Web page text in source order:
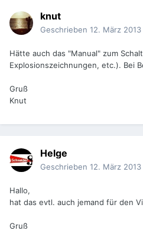
knut
Geschrieben 12. März 2013
Hätte auch das "Manual" zum
Explosionszeichnungen, etc.). Bei
Gruß
Knut
Helge
Geschrieben 12. März 2013
Hallo,
hat das evtl. auch jemand für den
Gruß